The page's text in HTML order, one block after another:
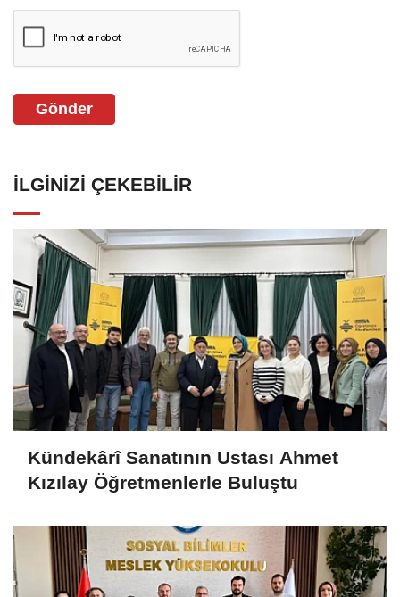
Gönder
İLGINIZI ÇEKEBILIR
Kündekârî Sanatının Ustası Ahmet
Kızılay Öğretmenlerle Buluştu